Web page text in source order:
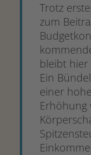
Trotz
zum
bleibt hier
Ein
einer
Erhöhung